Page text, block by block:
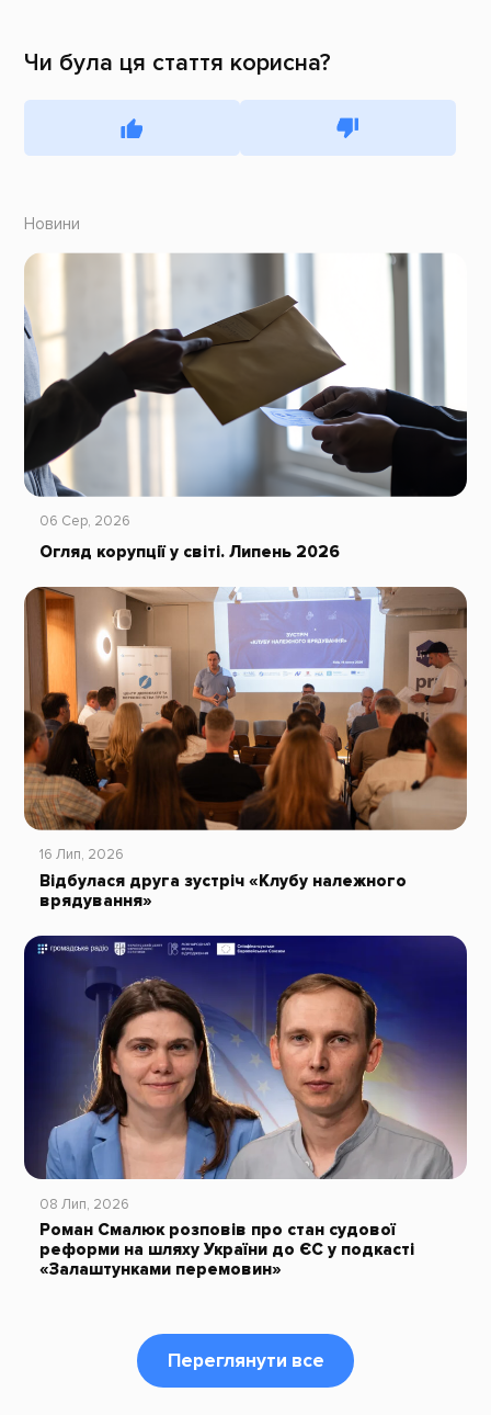
Чи була ця стаття корисна?
Новини
06 Сер, 2026
Огляд корупції у світі. Липень 2026
16 Лип, 2026
Відбулася друга зустріч «Клубу належного
врядування»
08 Лип, 2026
Роман Смалюк розповів про стан судової
реформи на шляху України до ЄС у подкасті
«Залаштунками перемовин»
Переглянути все